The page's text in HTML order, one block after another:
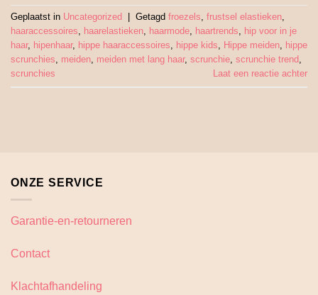
Geplaatst in Uncategorized Getagd froezels frustsel elastieken
haaraccessoires
haarelastieken haarmode haartrends
hip voor in je
haar, hipenhaar, hippe haaraccessoires hippe kids Hippe meiden
hippe
scrunchies
meiden meiden met lang haar, scrunchie scrunchie trend
scrunchies
Laat een reactie achter
ONZE SERVICE
Garantie-en-retourneren
Contact
Klachtafhandeling